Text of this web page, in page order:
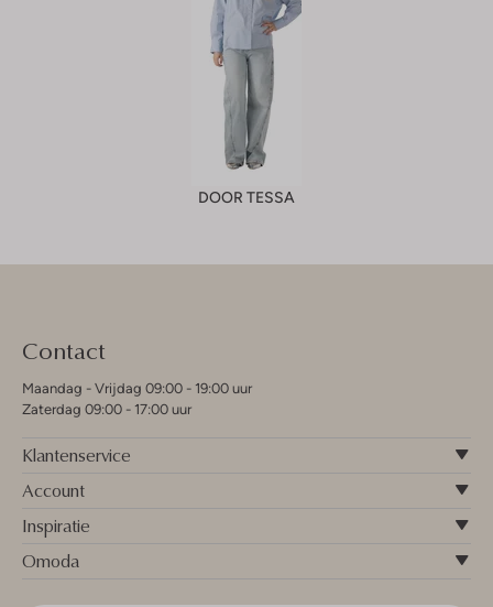
DOOR TESSA
Contact
Maandag - Vrijdag 09:00 - 19:00 uur
Zaterdag 09:00 - 17:00 uur
Klantenservice
Account
Inspiratie
Omoda